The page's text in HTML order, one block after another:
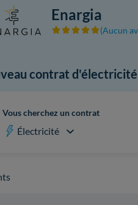
Enargia
(Aucun
contrat d'électricité
Vous cherchez un contrat
Électricité